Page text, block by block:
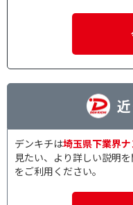
デンキチは埼玉県下業界
見たい、より詳しい説明
をご利用ください。